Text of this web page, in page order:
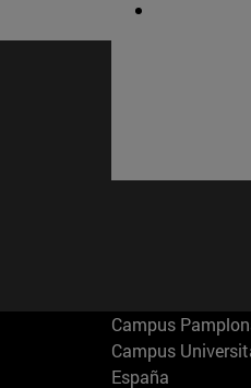
Campus
Campus
España